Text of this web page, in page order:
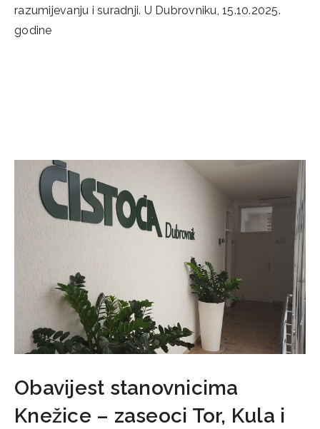
razumijevanju i suradnji. U Dubrovniku, 15.10.2025.
godine
Obavijest stanovnicima
Knežice – zaseoci Tor, Kula i